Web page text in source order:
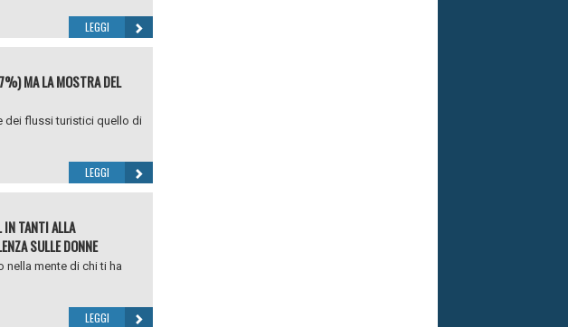
LEGGI
MA LA MOSTRA DEL
dei flussi turistici quello di
LEGGI
TANTI ALLA
SULLE DONNE
nella mente di chi ti ha
LEGGI